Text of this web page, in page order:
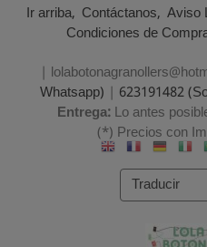
Ir arriba Contáctanos Aviso
Condiciones de
|
Whatsapp) | 623191482
Entrega:Lo antes
(*) Precios con